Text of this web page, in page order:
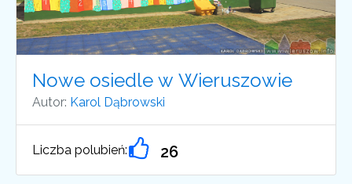
Nowe osiedle w Wieruszowie
Autor: Karol Dąbrowski
Liczba polubień: 26